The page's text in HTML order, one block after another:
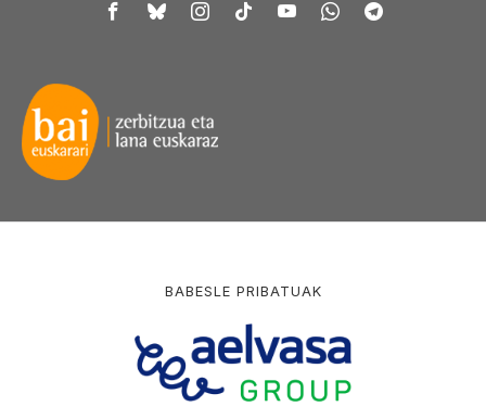
BABESLE PRIBATUAK